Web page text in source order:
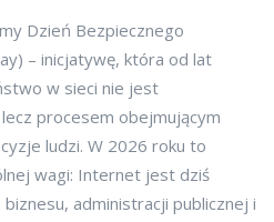
Dzień Bezpiecznego
– inicjatywę, która od lat
w sieci nie jest
procesem obejmującym
ludzi. W 2026 roku to
wagi: Internet jest dziś
administracji publicznej i